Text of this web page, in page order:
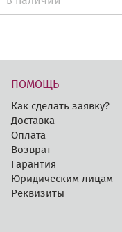
ПОМОЩЬ
Как сделать заявку?
Доставка
Оплата
Возврат
Гарантия
Юридическим лицам
Реквизиты